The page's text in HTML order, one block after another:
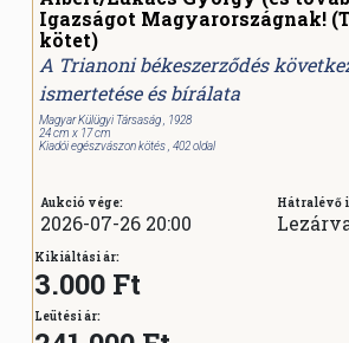
Igazságot Magyarországnak!
kötet)
A Trianoni békeszerződés
ismertetése és bírálata
Magyar Külügyi Társaság , 1928
24 cm x 17 cm
Kiadói egészvászon kötés , 402 oldal
Aukció vége:
2026-07-26 20:00
Hátralévő
Kikiáltási ár:
3.000 Ft
Leütési ár: